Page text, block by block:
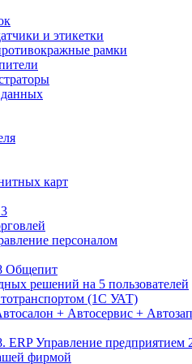
и этикетки
рамки
карт
персоналом
Общепит
решений на 5 пользователей
(1С УАТ)
+ Автосервис +
ERP Управление предприятием
фирмой